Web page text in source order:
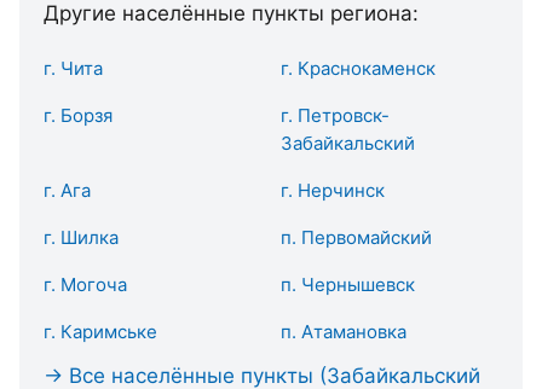
Другие населённые пункты региона:
г. Чита г. Краснокаменск
г. Борзя
г. Петровск-
Забайкальский
г. Ага г. Нерчинск
г. Шилка п. Первомайский
г. Могоча п. Чернышевск
г. Каримське п. Атамановка
→ Все населённые пункты (Забайкальский